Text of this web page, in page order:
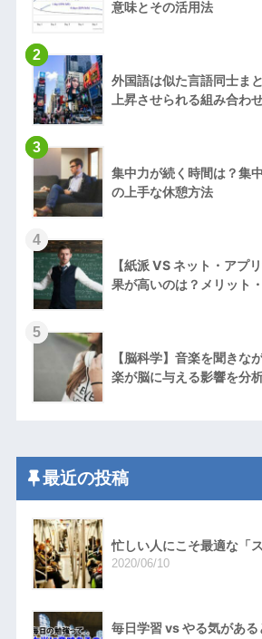
意味とその活用法
2
外国語は似た言語同士ま
上昇させられる組み合わ
3
集中力が続く時間は？集
の上手な休憩方法
4
【紙派 VS ネット・アプ
果が高いのは？メリット
5
【脳科学】音楽を聞きな
楽が脳に与える影響を分
最近の投稿
忙しい人にこそ最適な「
2020/06/10
毎日学習 vs やる気があ